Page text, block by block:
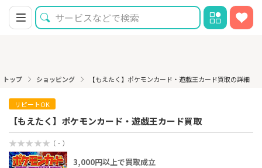
トップ ショッピング 【もえたく】ポケモンカード・遊戯王カード買取の詳細
リピートOK
【もえたく】ポケモンカード・遊戯王カード買取
（ - ）
3,000円以上で買取成立